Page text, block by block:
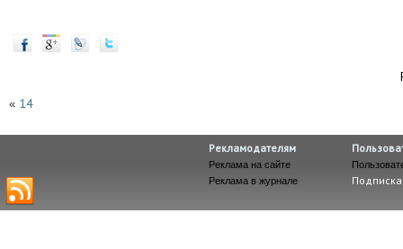
« 14
Рекламодателям
Реклама на сайте
Реклама в журнале